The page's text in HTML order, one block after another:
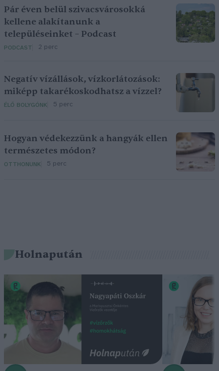
Pár éven belül szivacsvárosokká
kellene alakítanunk a
településeinket – Podcast
PODCAST 2 perc
Negatív vízállások, vízkorlátozások:
miképp takarékoskodhatsz a vízzel?
ÉLŐ BOLYGÓNK 5 perc
Hogyan védekezzünk a hangyák ellen
természetes módon?
OTTHONUNK 5 perc
Holnapután